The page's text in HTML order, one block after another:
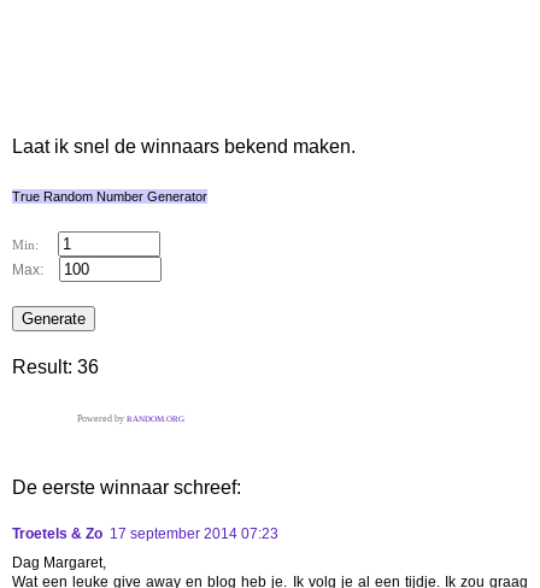
Laat ik snel de winnaars bekend maken.
True Random Number Generator
Min:
Max:
Result: 36
Powered by RANDOM.ORG
De eerste winnaar schreef:
Troetels & Zo 17 september 2014 07:23
Dag Margaret,
Wat een leuke give away en blog heb je. Ik volg je al een tijdje. Ik zou graag